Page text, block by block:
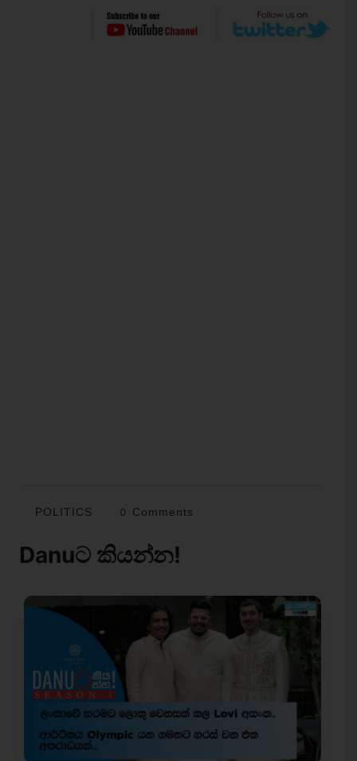
POLITICS 0 Comments